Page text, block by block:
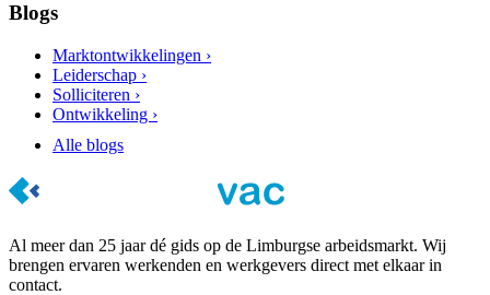
Blogs
Marktontwikkelingen ›
Leiderschap ›
Solliciteren ›
Ontwikkeling ›
Alle blogs
Al meer dan 25 jaar dé gids op de Limburgse arbeidsmarkt. Wij
brengen ervaren werkenden en werkgevers direct met elkaar in
contact.